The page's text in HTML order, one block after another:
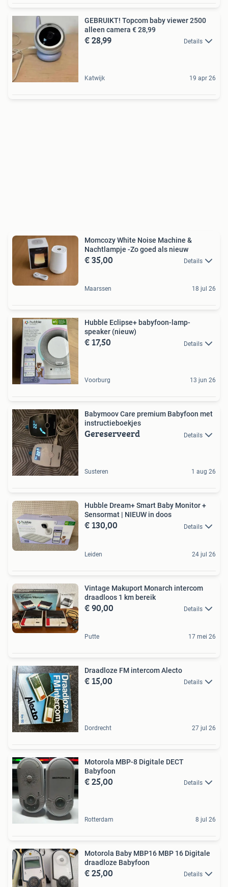
GEBRUIKT! Topcom baby viewer 2500
alleen camera € 28,99
€ 28,99 Details
Katwijk 19 apr 26
Momcozy White Noise Machine &
Nachtlampje -Zo goed als nieuw
€ 35,00 Details
Maarssen 18 jul 26
Hubble Eclipse+ babyfoon-lamp-
speaker (nieuw)
€ 17,50 Details
Voorburg 13 jun 26
Babymoov Care premium Babyfoon met
instructieboekjes
Gereserveerd Details
Susteren 1 aug 26
Hubble Dream+ Smart Baby Monitor +
Sensormat | NIEUW in doos
€ 130,00 Details
Leiden 24 jul 26
Vintage Makuport Monarch intercom
draadloos 1 km bereik
€ 90,00 Details
Putte 17 mei 26
Draadloze FM intercom Alecto
€ 15,00 Details
Dordrecht 27 jul 26
Motorola MBP-8 Digitale DECT
Babyfoon
€ 25,00 Details
Rotterdam 8 jul 26
Motorola Baby MBP16 MBP 16 Digitale
draadloze Babyfoon
€ 25,00 Details